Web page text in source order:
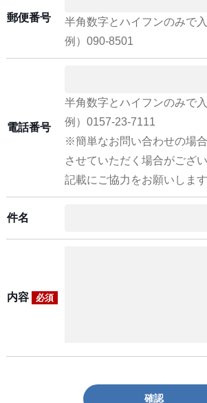
郵便番号
半角数字とハイフンのみで入
例）090-8501
電話番号
半角数字とハイフンのみで入
例）0157-23-7111
※簡単なお問い合わせの場
させていただく場合がござ
記載にご協力をお願いします
件名
内容 必須
確認